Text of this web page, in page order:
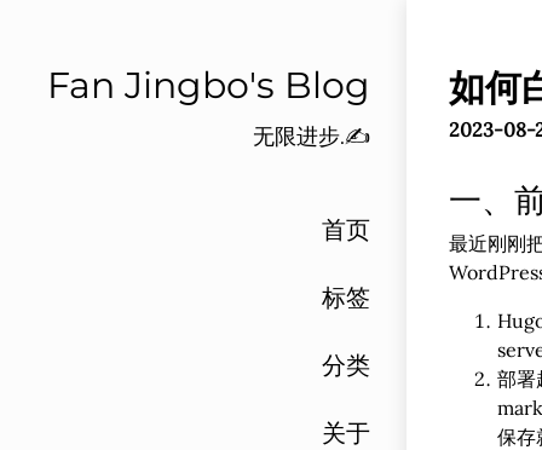
Fan Jingbo's Blog
无限进步.✍️
首页
标签
分类
关于
如何
2023-08-
一、
最近刚刚
部署
保存